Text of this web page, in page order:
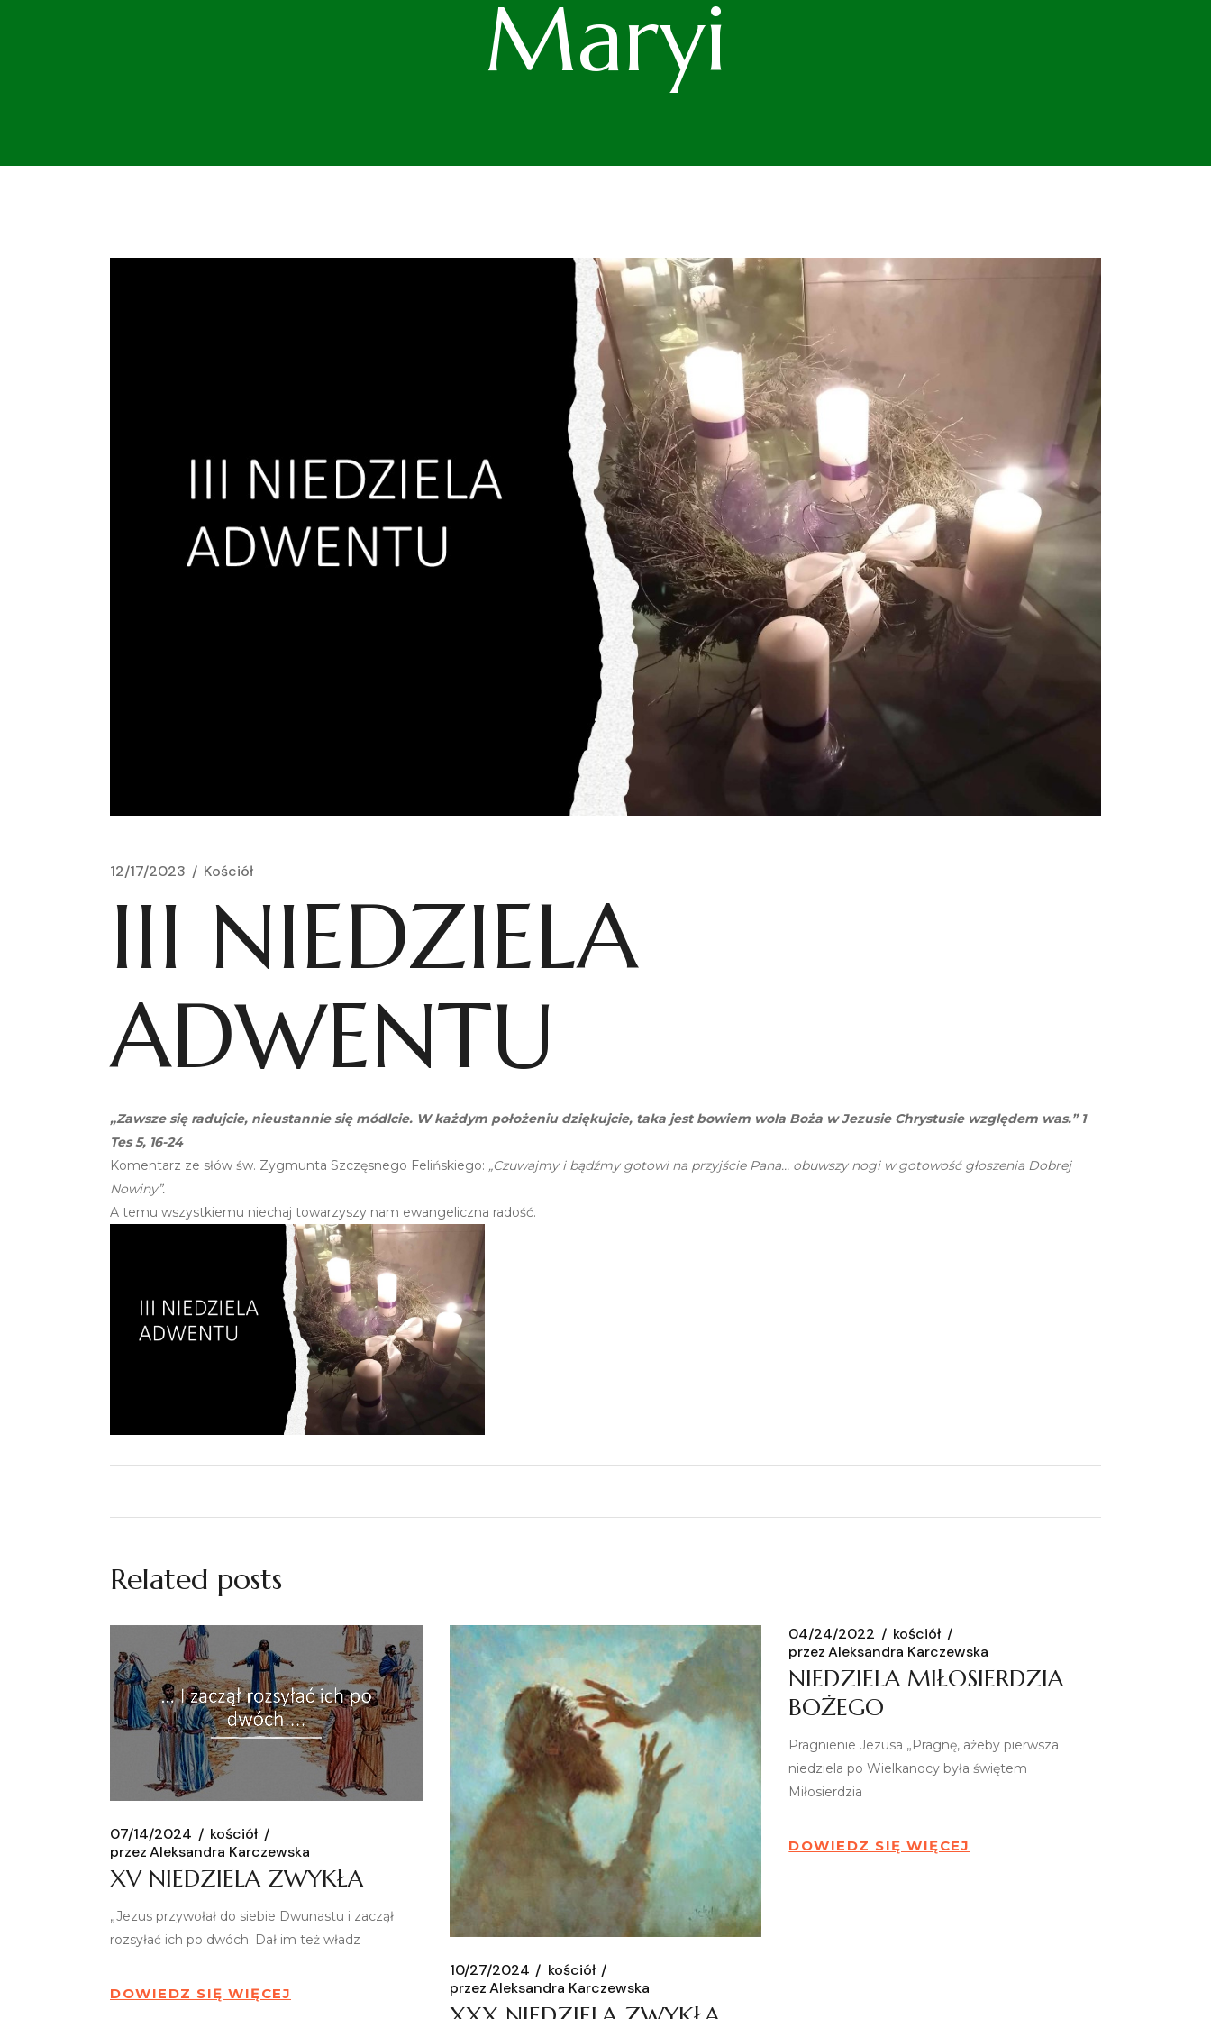
Maryi
12/17/2023 Kościół
III NIEDZIELA
ADWENTU
„Zawsze się radujcie, nieustannie się módlcie. W każdym położeniu dziękujcie, taka jest bowiem wola Boża w Jezusie Chrystusie względem was.” 1
Tes 5, 16-24
Komentarz ze słów św. Zygmunta Szczęsnego Felińskiego: „Czuwajmy i bądźmy gotowi na przyjście Pana… obuwszy nogi w gotowość głoszenia Dobrej
Nowiny”.
A temu wszystkiemu niechaj towarzyszy nam ewangeliczna radość.
Related posts
07/14/2024
kościół
przezAleksandra Karczewska
XV NIEDZIELA ZWYKŁA
„Jezus przywołał do siebie Dwunastu i zaczął
rozsyłać ich po dwóch. Dał im też władz
DOWIEDZ SIĘ WIĘCEJ
10/27/2024
kościół
przezAleksandra Karczewska
04/24/2022
kościół
przez Aleksandra Karczewska
NIEDZIELA MIŁOSIERDZIA
BOŻEGO
Pragnienie Jezusa „Pragnę, ażeby pierwsza
niedziela po Wielkanocy była świętem
Miłosierdzia
DOWIEDZ SIĘ WIĘCEJ